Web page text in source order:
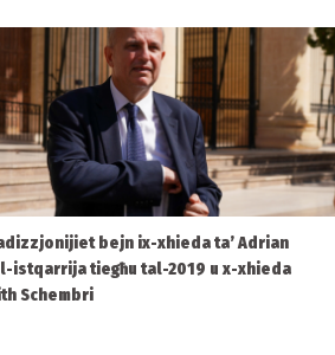
bejn ix-xhieda ta’ Adrian
istqarrija tiegħu tal-2019 u x-xhieda
Schembri